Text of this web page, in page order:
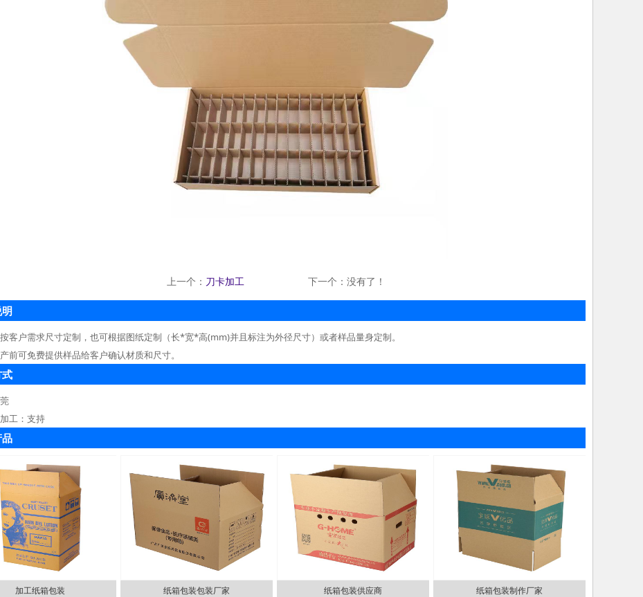
上一个： 刀卡加工 下一个：没有了！
客户需求尺寸定制，也可根据图纸定制（长*宽*高(mm)并且标注为外径尺寸）或者样品量身定制。
前可免费提供样品给客户确认材质和尺寸。
工：支持
加工纸箱包装 纸箱包装包装厂家 纸箱包装供应商 纸箱包装制作厂家